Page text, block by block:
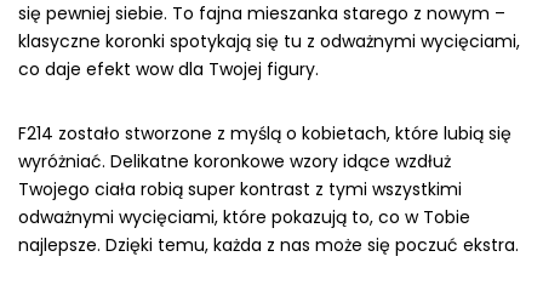
się pewniej siebie. To fajna mieszanka starego z nowym –
klasyczne koronki spotykają się tu z odważnymi wycięciami,
co daje efekt wow dla Twojej figury.
F214 zostało stworzone z myślą o kobietach, które lubią się
wyróżniać. Delikatne koronkowe wzory idące wzdłuż
Twojego ciała robią super kontrast z tymi wszystkimi
odważnymi wycięciami, które pokazują to, co w Tobie
najlepsze. Dzięki temu, każda z nas może się poczuć ekstra.